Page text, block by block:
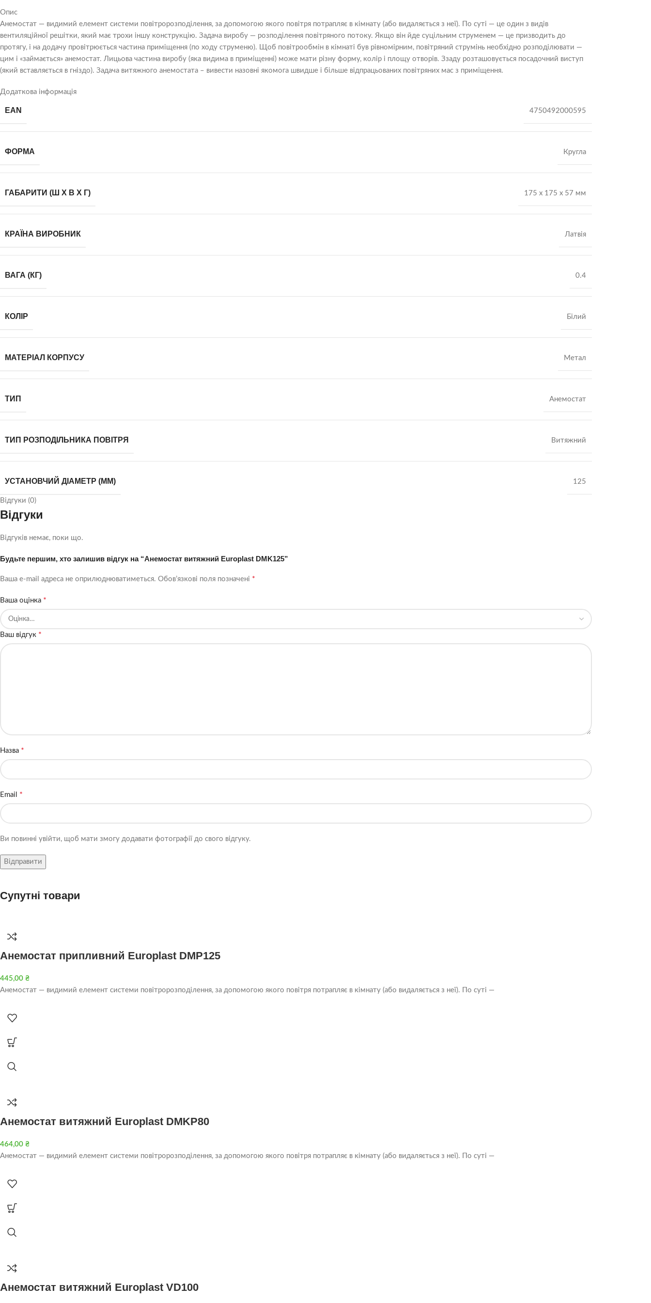
Опис
Анемостат — видимий елемент системи повітророзподілення, за допомогою якого повітря потрапляє в кімнату (або видаляється з неї). По суті — це один з видів
вентиляційної решітки, який має трохи іншу конструкцію. Задача виробу — розподілення повітряного потоку. Якщо він йде суцільним струменем — це призводить до
протягу, і на додачу провітрюється частина приміщення (по ходу струменю). Щоб повітрообмін в кімнаті був рівномірним, повітряний струмінь необхідно розподілювати —
цим і «займається» анемостат. Лицьова частина виробу (яка видима в приміщенні) може мати різну форму, колір і площу отворів. Ззаду розташовується посадочний виступ
(який вставляється в гніздо). Задача витяжного анемостата – вивести назовні якомога швидше і більше відпрацьованих повітряних мас з приміщення.
Додаткова інформація
EAN 4750492000595
ФОРМА Кругла
ГАБАРИТИ (Ш Х В Х Г) 175 х 175 х 57 мм
КРАЇНА ВИРОБНИК Латвія
ВАГА (КГ) 0.4
КОЛІР Білий
МАТЕРІАЛ КОРПУСУ Метал
ТИП Анемостат
ТИП РОЗПОДІЛЬНИКА ПОВІТРЯ Витяжний
УСТАНОВЧИЙ ДІАМЕТР (ММ) 125
Відгуки (0)
Відгуки
Відгуків немає, поки що.
Будьте першим, хто залишив відгук на “Анемостат витяжний Europlast DMK125”
Ваша e-mail адреса не оприлюднюватиметься. Обов’язкові поля позначені *
Ваша оцінка *
Ваш відгук *
Назва *
Email *
Ви повинні увійти, щоб мати змогу додавати фотографії до свого відгуку.
Супутні товари
Анемостат припливний Europlast DMP125
445,00 ₴
Анемостат — видимий елемент системи повітророзподілення, за допомогою якого повітря потрапляє в кімнату (або видаляється з неї). По суті —
Анемостат витяжний Europlast DMKP80
464,00 ₴
Анемостат — видимий елемент системи повітророзподілення, за допомогою якого повітря потрапляє в кімнату (або видаляється з неї). По суті —
Анемостат витяжний Europlast VD100